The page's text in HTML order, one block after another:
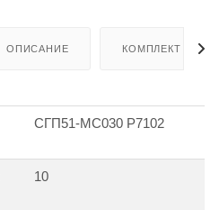
ОПИСАНИЕ КОМПЛЕКТ
СГП51-МС030 Р7102
10